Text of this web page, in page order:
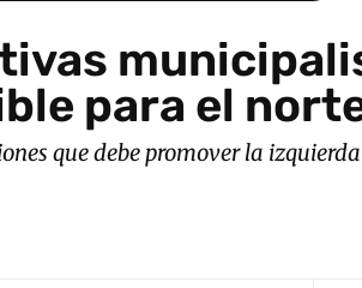
para el
que debe promover la